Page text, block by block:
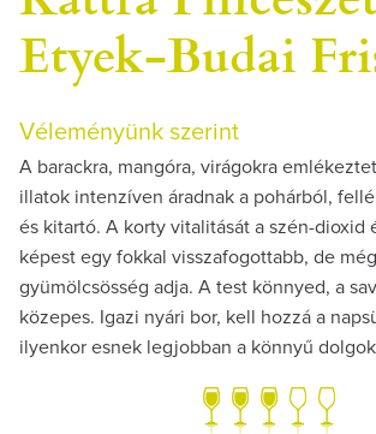
Etyek-Budai
Véleményünk szerint
A barackra, mangóra, virágokra
illatok intenzíven áradnak a pohárból,
és kitartó. A korty vitalitását a szén-dioxid
képest egy fokkal visszafogottabb, de
gyümölcsösség adja. A test könnyed, a
közepes. Igazi nyári bor, kell hozzá a
ilyenkor esnek legjobban a könnyű